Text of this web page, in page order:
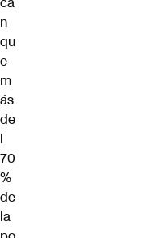
n
qu
e
m
ás
de
l
70
%
de
la